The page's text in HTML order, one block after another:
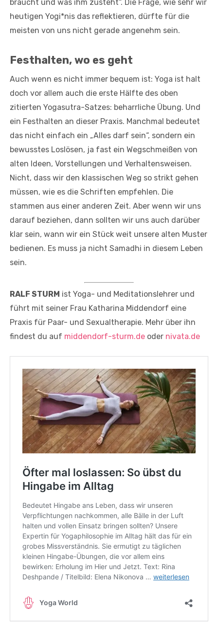
braucht und was ihm zusteht“. Die Frage, wie sehr wir
heutigen Yogi*nis das reflektieren, dürfte für die
meisten von uns nicht gerade angenehm sein.
Festhalten, wo es geht
Auch wenn es nicht immer bequem ist: Yoga ist halt
doch vor allem auch die erste Hälfte des oben
zitierten Yogasutra-Satzes: beharrliche Übung. Und
ein Festhalten an dieser Praxis. Manchmal bedeutet
das nicht einfach ein „Alles darf sein“, sondern ein
bewusstes Loslösen, ja fast ein Wegschmeißen von
alten Ideen, Vorstellungen und Verhaltensweisen.
Nicht, dass wir den klassischen Weg so strikt gehen
müssen, wie es die Schriften empfehlen. Die
stammen aus einer anderen Zeit. Aber wenn wir uns
darauf beziehen, dann sollten wir uns auch darüber
klar sein, wann wir ein Stück weit unsere alten Muster
bedienen. Es muss ja nicht Samadhi in diesem Leben
sein.
RALF STURM ist Yoga- und Meditationslehrer und
führt mit seiner Frau Katharina Middendorf eine
Praxis für Paar- und Sexualtherapie. Mehr über ihn
findest du auf middendorf-sturm.de oder nivata.de